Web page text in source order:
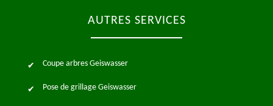
AUTRES SERVICES
Coupe arbres Geiswasser
Pose de grillage Geiswasser